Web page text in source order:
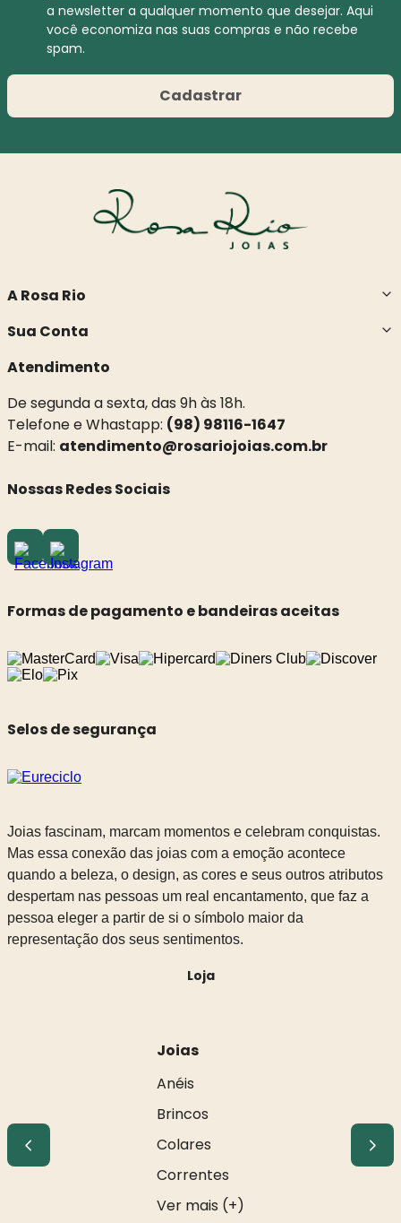
a newsletter a qualquer momento que desejar. Aqui
você economiza nas suas compras e não recebe
spam.
Cadastrar
A Rosa Rio
Sua Conta
Atendimento
De segunda a sexta, das 9h às 18h.
Telefone e Whastapp: (98) 98116-1647
E-mail: atendimento@rosariojoias.com.br
Nossas Redes Sociais
Formas de pagamento e bandeiras aceitas
Selos de segurança
Joias fascinam, marcam momentos e celebram conquistas.
Mas essa conexão das joias com a emoção acontece
quando a beleza, o design, as cores e seus outros atributos
despertam nas pessoas um real encantamento, que faz a
pessoa eleger a partir de si o símbolo maior da
representação dos seus sentimentos.
Loja
Joias
Anéis
Brincos
Colares
Correntes
Ver mais (+)